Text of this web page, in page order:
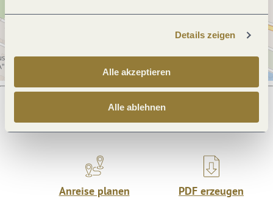
Details zeigen
Alle akzeptieren
Alle ablehnen
Anreise planen PDF erzeugen